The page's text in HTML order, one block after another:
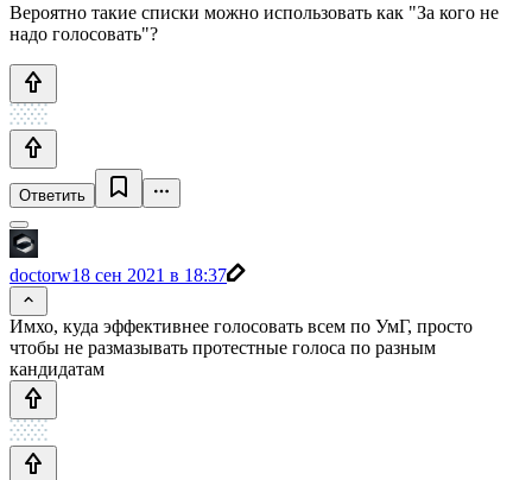
Вероятно такие списки можно использовать как "За кого не
надо голосовать"?
Ответить
doctorw18 сен 2021 в 18:37
Имхо, куда эффективнее голосовать всем по УмГ, просто
чтобы не размазывать протестные голоса по разным
кандидатам